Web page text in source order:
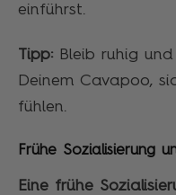
einführst.
Tipp: Bleib ruhig
Deinem Cavapoo,
fühlen.
Frühe Sozialisierung
Eine frühe